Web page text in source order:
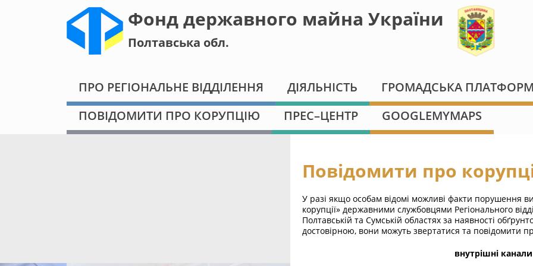
Фонд державного майна України
Полтавська обл.
ПРО РЕГІОНАЛЬНЕ ВІДДІЛЕННЯ ДІЯЛЬНІСТЬ
ГРОМАДСЬКА
ПОВІДОМИТИ ПРО КОРУПЦІЮ
ПРЕС–ЦЕНТР GOOGLEMYMAPS
Повідомити про
У разі якщо особам відомі можливі факти порушення
корупції» державними службовцями Регіонального
Полтавській та Сумській областях за наявності
достовірною, вони можуть звертатися та повідомити
внутрішні канали